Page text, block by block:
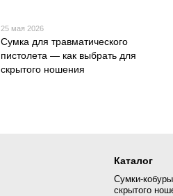
25 мая 2026
Сумка для травматического
пистолета — как выбрать для
скрытого ношения
Каталог
Сумки-
скрытого